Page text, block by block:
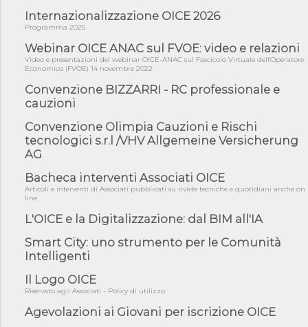
05/08/26 - SAVE THE DATE: Assemblea Pubblica Confindustria
Professioni ...
05/08/26 - Successo OICE per il bando della Città metropolitana
di Reg...
05/08/26 - Lettera OICE per il bando della Giunta Regionale della
Campa...
04/08/26 - DL PA: previste cancellazioni da elenchi professionisti
04/08/26 - International Sustainable Buildings Competition -
COP31, An...
impugnar...
04/08/26 - Rapporto Anac corruzione 2020-2026: procedimenti
04/08/26 - CdS: partecipazione alla gara non equivale ad
acquiescenza r...
04/08/26 - DL Infrastrutture approvato alla Camera, passa ora al
03/08/26 - TAR Piemonte: RUP può avvalersi di consulente
esterno per v...
03/08/26 - Gruppo FS: nel primo semestre 2026 3 mld di
Internazionalizzazione OICE 2026
Programma 2025
Webinar OICE ANAC sul FVOE: video e relazioni
Video e presentazioni del webinar OICE-ANAC sul Fascicolo Virtuale dell'Operatore
Economico (FVOE) 14 novembre 2022
Convenzione BIZZARRI - RC professionale e
cauzioni
Convenzione Olimpia Cauzioni e Rischi
tecnologici s.r.l /VHV Allgemeine Versicherung
AG
Bacheca interventi Associati OICE
Articoli e interventi di Associati pubblicati su riviste tecniche e quotidiani anche on
line
L'OICE e la Digitalizzazione: dal BIM all'IA
Smart City: uno strumento per le Comunità
Intelligenti
Il Logo OICE
Riservato agli Associati - Policy di utilizzo
Agevolazioni ai Giovani per iscrizione OICE